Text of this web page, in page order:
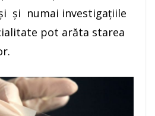
și numai investigațiile
pot arăta starea